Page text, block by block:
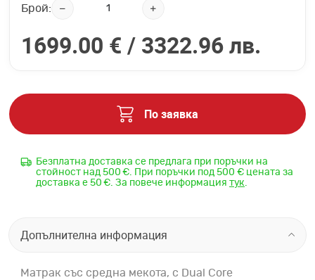
Брой:
1699.00 € / 3322.96 лв.
По заявка
Безплатна доставка се предлага при поръчки на
стойност над 500 €. При поръчки под 500 € цената за
доставка е 50 €. За повече информация тук.
Допълнителна информация
Матрак със средна мекота, с Dual Core